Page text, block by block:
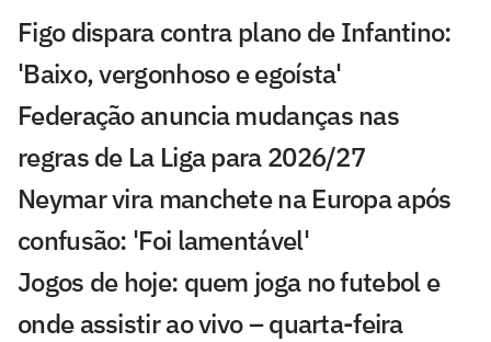
Figo dispara contra plano de Infantino:
'Baixo, vergonhoso e egoísta'
Federação anuncia mudanças nas
regras de La Liga para 2026/27
Neymar vira manchete na Europa após
confusão: 'Foi lamentável'
Jogos de hoje: quem joga no futebol e
onde assistir ao vivo – quarta-feira